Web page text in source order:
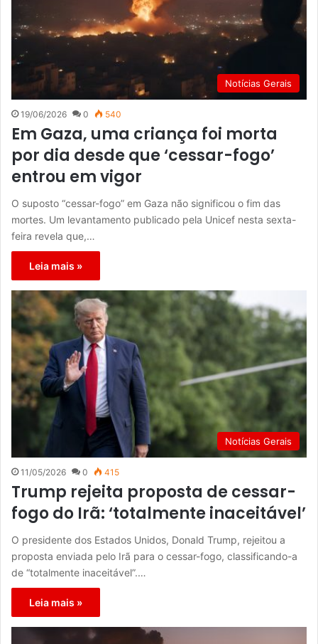
Notícias Gerais
19/06/2026 0 540
Em Gaza, uma criança foi morta
por dia desde que ‘cessar-fogo’
entrou em vigor
O suposto “cessar-fogo” em Gaza não significou o fim das
mortes. Um levantamento publicado pela Unicef nesta sexta-
feira revela que,…
Leia mais »
Notícias Gerais
11/05/2026 0 415
Trump rejeita proposta de cessar-
fogo do Irã: ‘totalmente inaceitável’
O presidente dos Estados Unidos, Donald Trump, rejeitou a
proposta enviada pelo Irã para o cessar-fogo, classificando-a
de “totalmente inaceitável”.…
Leia mais »